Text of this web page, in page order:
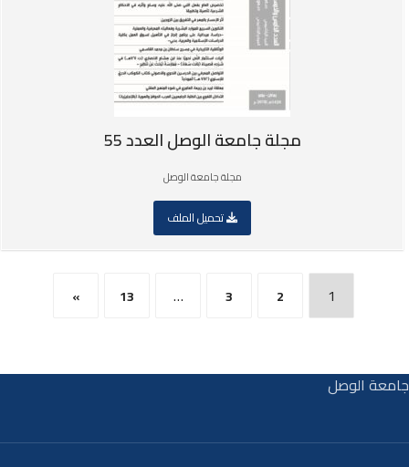
مجلة جامعة الوصل العدد 55
مجلة جامعة الوصل
تحميل الملف
1
2
3
…
13
»
جامعة الوصل